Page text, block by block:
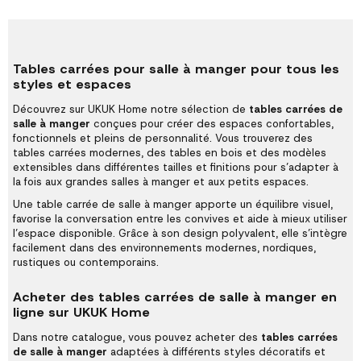
Tables carrées pour salle à manger pour tous les
styles et espaces
Découvrez sur UKUK Home notre sélection de tables carrées de
salle à manger conçues pour créer des espaces confortables,
fonctionnels et pleins de personnalité. Vous trouverez des
tables carrées modernes, des tables en bois et des modèles
extensibles dans différentes tailles et finitions pour s’adapter à
la fois aux grandes salles à manger et aux petits espaces.
Une table carrée de salle à manger apporte un équilibre visuel,
favorise la conversation entre les convives et aide à mieux utiliser
l’espace disponible. Grâce à son design polyvalent, elle s’intègre
facilement dans des environnements modernes, nordiques,
rustiques ou contemporains.
Acheter des tables carrées de salle à manger en
ligne sur UKUK Home
Dans notre catalogue, vous pouvez acheter des tables carrées
de salle à manger adaptées à différents styles décoratifs et